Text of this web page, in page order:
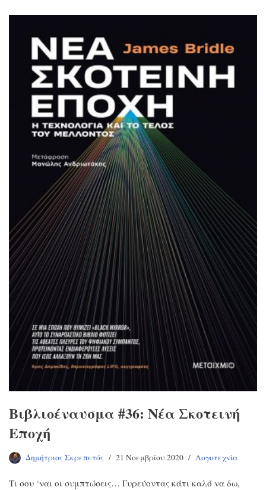
Βιβλιοέναυσμα #36: Νέα Σκοτεινή
Εποχή
Δημήτριος Σκρεπετός 21 Νοεμβρίου 2020 Λογοτεχνία
Τι σου ‘ναι οι συμπτώσεις… Γυρεύοντας κάτι καλό να δω,